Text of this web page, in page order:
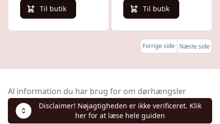
Til butik Til butik
Forrige side Næste side
Al information du har brug for om dørhængsler
Disclaimer! Nøjagtigheden er ikke verificeret. Klik
her for at læse hele guiden